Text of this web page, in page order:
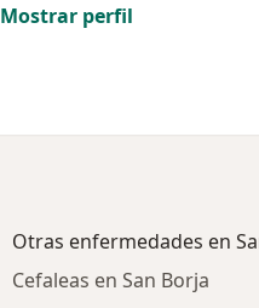
Mostrar perfil
Otras enfermedades en
Cefaleas en San Borja